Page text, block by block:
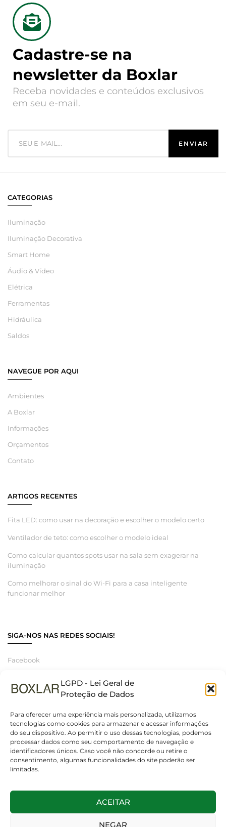
LGPD - Lei Geral de
Proteção de Dados
Para oferecer uma experiência mais personalizada, utilizamos
tecnologias como cookies para armazenar e acessar informações
do seu dispositivo. Ao permitir o uso dessas tecnologias, podemos
processar dados como seu comportamento de navegação e
identificadores únicos. Caso você não concorde ou retire o
consentimento, algumas funcionalidades do site poderão ser
limitadas.
ACEITAR
NEGAR
Cadastre-se na
newsletter da Boxlar
Receba novidades e conteúdos exclusivos
em seu e-mail.
CATEGORIAS
Iluminação
Iluminação Decorativa
Smart Home
Áudio & Vídeo
Elétrica
Ferramentas
Hidráulica
Saldos
NAVEGUE POR AQUI
Ambientes
A Boxlar
Informações
Orçamentos
Contato
ARTIGOS RECENTES
Fita LED: como usar na decoração e escolher o modelo certo
Ventilador de teto: como escolher o modelo ideal
Como calcular quantos spots usar na sala sem exagerar na
iluminação
Como melhorar o sinal do Wi-Fi para a casa inteligente
funcionar melhor
SIGA-NOS NAS REDES SOCIAIS!
Facebook
Linkedin
© 2025 Boxlar | Soluções em iluminação, elétrica e smart home.
Todos os direitos reservados. – CNPJ 55.267.682/0001-95